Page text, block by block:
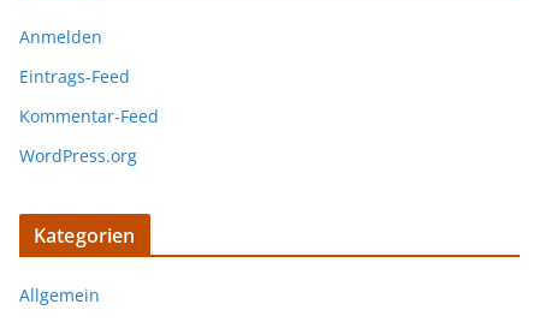
Anmelden
Eintrags-Feed
Kommentar-Feed
WordPress.org
Kategorien
Allgemein